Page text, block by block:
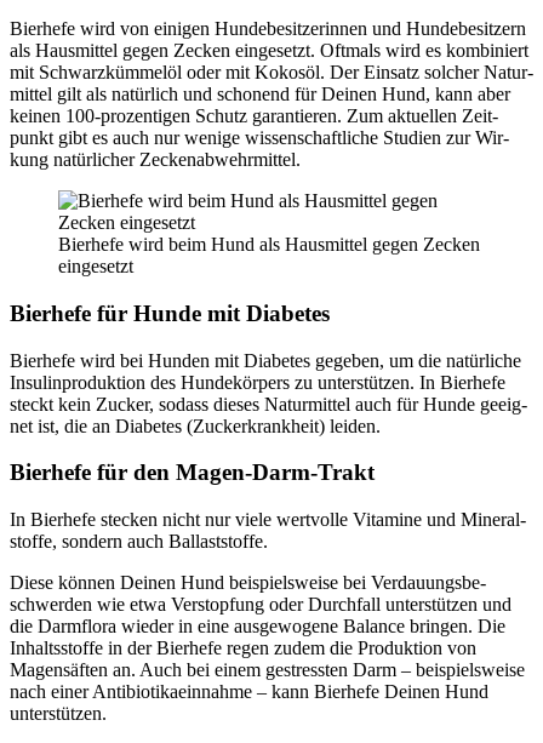
Bier­he­fe wird von eini­gen Hun­de­be­sit­ze­rin­nen und Hun­de­be­sit­zern
als Haus­mit­tel gegen Zecken ein­ge­setzt. Oft­mals wird es kom­bi­niert
mit Schwarz­küm­mel­öl oder mit Kokos­öl. Der Ein­satz sol­cher Natur­
mit­tel gilt als natür­lich und scho­nend für Dei­nen Hund, kann aber
kei­nen 100-pro­zen­ti­gen Schutz garan­tie­ren. Zum aktu­el­len Zeit­
punkt gibt es auch nur weni­ge wis­sen­schaft­li­che Stu­di­en zur Wir­
kung natür­li­cher Zecken­ab­wehr­mit­tel.
Bier­he­fe wird beim Hund als Haus­mit­tel gegen Zecken
ein­ge­setzt
Bier­he­fe für Hun­de mit Dia­be­tes
Bier­he­fe wird bei Hun­den mit Dia­be­tes gege­ben, um die natür­li­che
Insu­lin­pro­duk­ti­on des Hun­de­kör­pers zu unter­stüt­zen. In Bier­he­fe
steckt kein Zucker, sodass die­ses Natur­mit­tel auch für Hun­de geeig­
net ist, die an Dia­be­tes (Zucker­krank­heit) lei­den.
Bier­he­fe für den Magen-Darm-Trakt
In Bier­he­fe ste­cken nicht nur vie­le wert­vol­le Vit­ami­ne und Mine­ral­
stof­fe, son­dern auch Bal­last­stof­fe.
Die­se kön­nen Dei­nen Hund bei­spiels­wei­se bei Ver­dau­ungs­be­
schwer­den wie etwa Ver­stop­fung oder Durch­fall unter­stüt­zen und
die Darm­flo­ra wie­der in eine aus­ge­wo­ge­ne Balan­ce brin­gen. Die
Inhalts­stof­fe in der Bier­he­fe regen zudem die Pro­duk­ti­on von
Magen­säf­ten an. Auch bei einem gestress­ten Darm – bei­spiels­wei­se
nach einer Anti­bio­ti­ka­ein­nah­me – kann Bier­he­fe Dei­nen Hund
unter­stüt­zen.